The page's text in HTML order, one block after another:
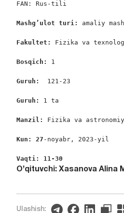
FAN: Rus-tili
Mashg’ulot turi: amaliy
Fakultet: Fizika va
Bosqich: 1
Guruh: 121-23
Guruh: 1 ta
Manzil: Fizika va
Kun: 27 -noyabr, 2023-yil
Vaqti: 11-30
O’qituvchi: Xasanova Alina
Ulashish: